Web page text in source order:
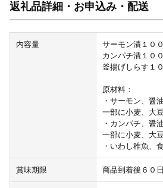
返礼品詳細・お申込み・配送
内容量
サーモン漬１０
カンパチ漬１０
釜揚げしらす１
原材料：
・サーモン、醤
一部に小麦、大
・カンパチ、醤
一部に小麦、大
・いわし稚魚、
賞味期限 商品到着後６０日